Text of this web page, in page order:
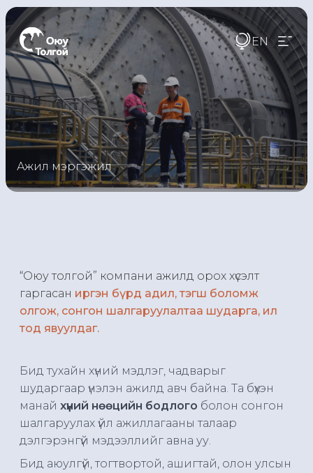
EN
Ажил мэргэжил
“Оюу толгой” компани ажилд орох хүсэлт
гаргасан иргэн бүрд адил, тэгш боломж
олгож, сонгон шалгаруулалтаа шударга, ил
тод явуулдаг.
Бид тухайн хүний мэдлэг, чадварыг
шударгаар үнэлэн ажилд авч байна. Та бүхэн
манай хүний нөөцийн бодлого болон сонгон
шалгаруулах үйл ажиллагааны талаар
дэлгэрэнгүй мэдээллийг авна уу.
Бид аюулгүй, тогтвортой, ашигтай, олон улсын